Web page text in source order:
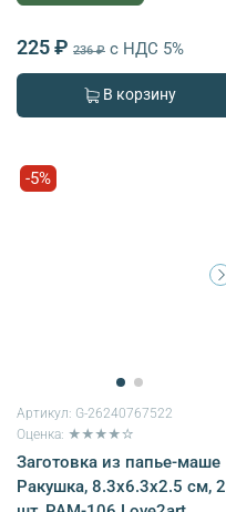
225 ₽ 236 ₽ с НДС 5%
В корзину
-5%
Артикул: G-26240767522
Оценка: ★★★★☆
Заготовка из папье-маше
Ракушка, 8.3х6.3х2.5 см, 2